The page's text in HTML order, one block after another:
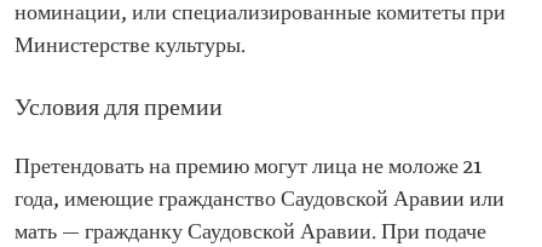
номинации, или специализированные комитеты при
Министерстве культуры.
Условия для премии
Претендовать на премию могут лица не моложе 21
года, имеющие гражданство Саудовской Аравии или
мать — гражданку Саудовской Аравии. При подаче